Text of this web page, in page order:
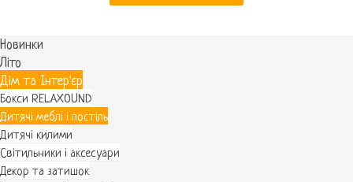
Новинки
Літо
Дім та Інтер'єр
Бокси RELAXOUND
Дитячі меблі і постіль
Дитячі килими
Світильники і аксесуари
Декор та затишок